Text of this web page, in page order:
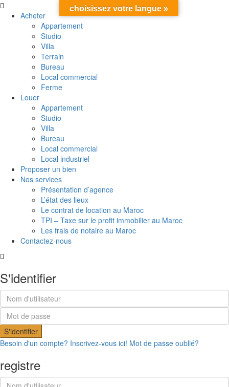
Acheter
Appartement
Studio
Villa
Terrain
Bureau
Local commercial
Ferme
Louer
Appartement
Studio
Villa
Bureau
Local commercial
Local industriel
Proposer un bien
Nos services
Présentation d’agence
L’état des lieux
Le contrat de location au Maroc
TPI – Taxe sur le profit immobilier au Maroc
Les frais de notaire au Maroc
Contactez-nous
S'identifier
S'identifier
Besoin d'un compte? Inscrivez-vous ici! Mot de passe oublié?
registre
choisissez votre langue »